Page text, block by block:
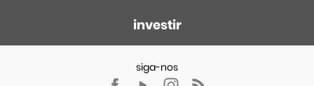
investir